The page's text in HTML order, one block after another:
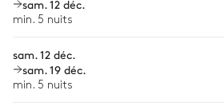
Personnel de maison supplémentaire
Babysitter
sam. 12 déc.
min. 5 nuits
sam. 12 déc.
sam. 19 déc.
min. 5 nuits